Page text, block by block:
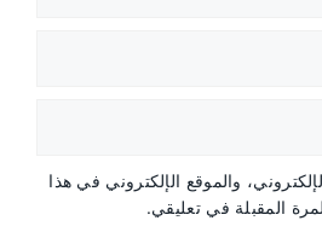
والموقع الإلكتروني في هذا
المقبلة في تعليقي.